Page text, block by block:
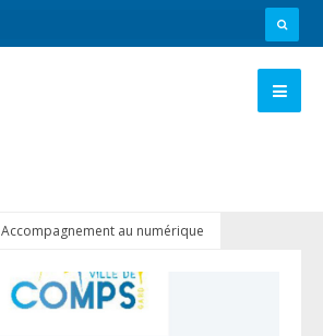
Accompagnement au numérique